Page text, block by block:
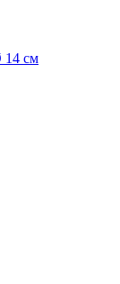
14 см